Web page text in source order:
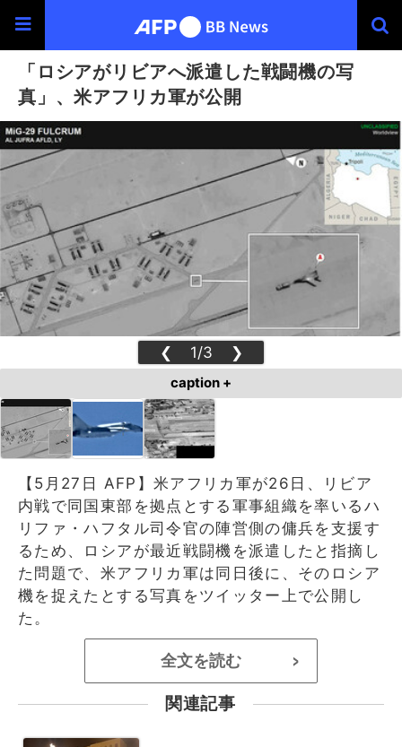
「ロシアがリビアへ派遣した戦闘機の写
真」、米アフリカ軍が公開
❮ 1/3 ❯
caption +
【5月27日 AFP】米アフリカ軍が26日、リビア
内戦で同国東部を拠点とする軍事組織を率いるハ
リファ・ハフタル司令官の陣営側の傭兵を支援す
るため、ロシアが最近戦闘機を派遣したと指摘し
た問題で、米アフリカ軍は同日後に、そのロシア
機を捉えたとする写真をツイッター上で公開し
た。
全文を読む >
関連記事